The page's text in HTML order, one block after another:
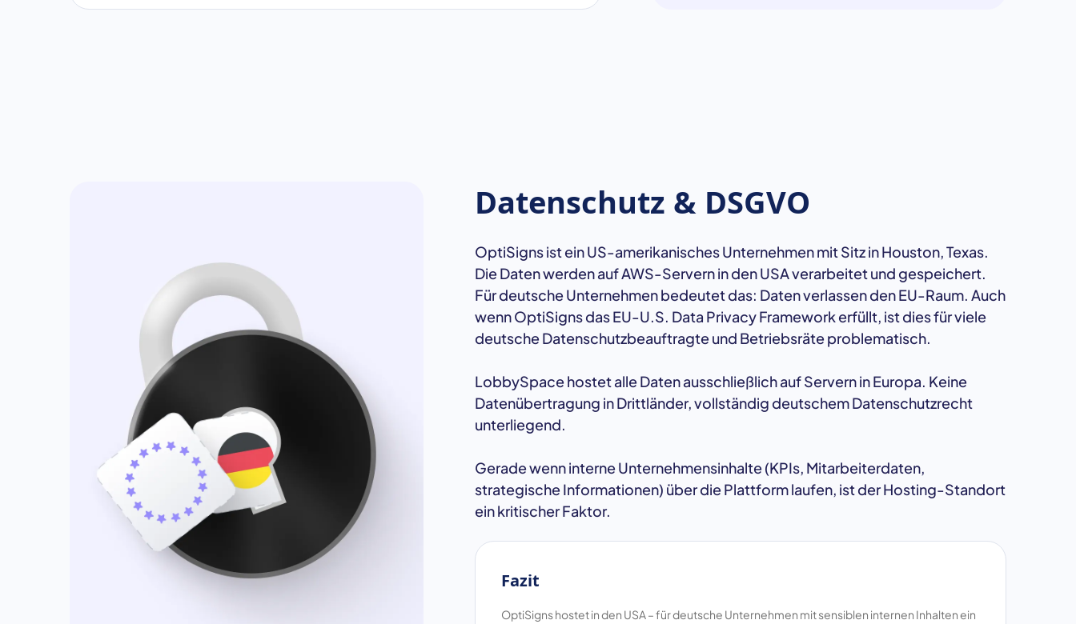
Datenschutz & DSGVO
OptiSigns ist ein US-amerikanisches Unternehmen mit Sitz in Houston, Texas.
Die Daten werden auf AWS-Servern in den USA verarbeitet und gespeichert.
Für deutsche Unternehmen bedeutet das: Daten verlassen den EU-Raum. Auch
wenn OptiSigns das EU-U.S. Data Privacy Framework erfüllt, ist dies für viele
deutsche Datenschutzbeauftragte und Betriebsräte problematisch.
LobbySpace hostet alle Daten ausschließlich auf Servern in Europa. Keine
Datenübertragung in Drittländer, vollständig deutschem Datenschutzrecht
unterliegend.
Gerade wenn interne Unternehmensinhalte (KPIs, Mitarbeiterdaten,
strategische Informationen) über die Plattform laufen, ist der Hosting-Standort
ein kritischer Faktor.
Fazit
OptiSigns hostet in den USA – für deutsche Unternehmen mit sensiblen internen Inhalten ein